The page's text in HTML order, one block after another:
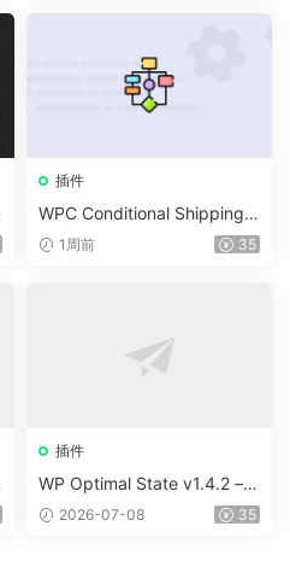
插件
WPC Conditional Shipping &
Payments (Premium) v1.0.2
1周前 35
插件
WP Optimal State v1.4.2 –
WordPress 優化、清理和安
2026-07-08 35